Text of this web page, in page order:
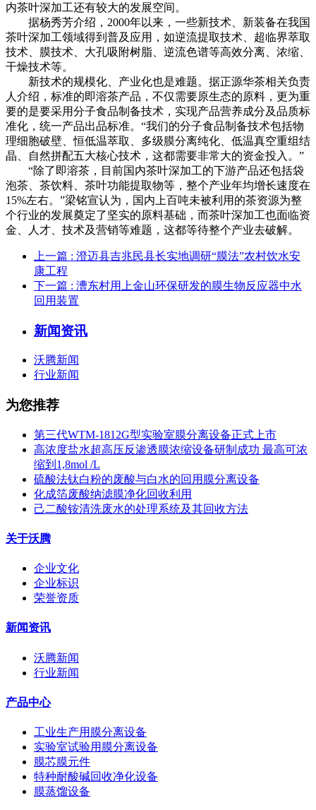
内茶叶深加工还有较大的发展空间。
据杨秀芳介绍，2000年以来，一些新技术、新装备在我国
茶叶深加工领域得到普及应用，如逆流提取技术、超临界萃取
技术、膜技术、大孔吸附树脂、逆流色谱等高效分离、浓缩、
干燥技术等。
新技术的规模化、产业化也是难题。据正源华茶相关负责
人介绍，标准的即溶茶产品，不仅需要原生态的原料，更为重
要的是要采用分子食品制备技术，实现产品营养成分及品质标
准化，统一产品出品标准。“我们的分子食品制备技术包括物
理细胞破壁、恒低温萃取、多级膜分离纯化、低温真空重组结
晶、自然拼配五大核心技术，这都需要非常大的资金投入。”
“除了即溶茶，目前国内茶叶深加工的下游产品还包括袋
泡茶、茶饮料、茶叶功能提取物等，整个产业年均增长速度在
15%左右。”梁铭宣认为，国内上百吨未被利用的茶资源为整
个行业的发展奠定了坚实的原料基础，而茶叶深加工也面临资
金、人才、技术及营销等难题，这都等待整个产业去破解。
上一篇 : 澄迈县吉兆民县长实地调研“膜法”农村饮水安
康工程
下一篇 : 漕东村用上金山环保研发的膜生物反应器中水
回用装置
新闻资讯
沃腾新闻
行业新闻
为您推荐
第三代WTM-1812G型实验室膜分离设备正式上市
高浓度盐水超高压反渗透膜浓缩设备研制成功 最高可浓
缩到1,8mol /L
硫酸法钛白粉的废酸与白水的回用膜分离设备
化成箔废酸纳滤膜净化回收利用
己二酸铵清洗废水的处理系统及其回收方法
关于沃腾
企业文化
企业标识
荣誉资质
新闻资讯
沃腾新闻
行业新闻
产品中心
工业生产用膜分离设备
实验室试验用膜分离设备
膜芯膜元件
特种耐酸碱回收净化设备
膜蒸馏设备